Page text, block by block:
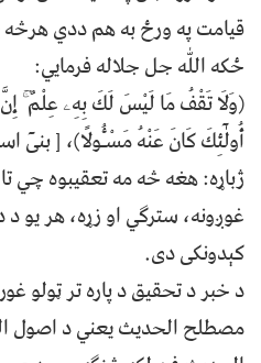
قيامت په ورځ به هم ددي
ځکه اللّٰه جل جلاله فرمايي:
(وَلَا تَقْفُ مَا لَيْسَ لَكَ بِهِۦ عِلْمٌ
أُولٰٓئِكَ كَانَ عَنْهُ مَسْـُٔولًا)، [ بنیٓ
ژباړه: هغه څه مه تعقيبوه چي
غوږونه، سترګي او زړه، هر
کېدونکی دی.
د خبر د تحقيق د پاره تر ټولو
مصطلح الحديث يعني د